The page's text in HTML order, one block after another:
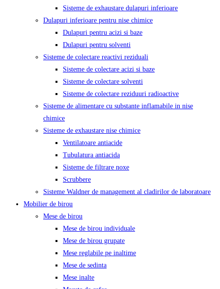
Sisteme de exhaustare dulapuri inferioare
Dulapuri inferioare pentru nise chimice
Dulapuri pentru acizi si baze
Dulapuri pentru solventi
Sisteme de colectare reactivi reziduali
Sisteme de colectare acizi si baze
Sisteme de colectare solventi
Sisteme de colectare reziduuri radioactive
Sisteme de alimentare cu substante inflamabile in nise
chimice
Sisteme de exhaustare nise chimice
Ventilatoare antiacide
Tubulatura antiacida
Sisteme de filtrare noxe
Scrubbere
Sisteme Waldner de management al cladirilor de laboratoare
Mobilier de birou
Mese de birou
Mese de birou individuale
Mese de birou grupate
Mese reglabile pe inaltime
Mese de sedinta
Mese inalte